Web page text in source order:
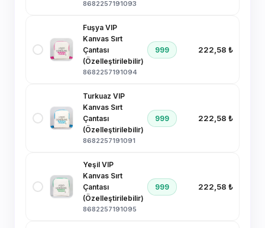
8682257191093
Fuşya VIP
Kanvas Sırt
Çantası
(Özelleştirilebilir)
8682257191094
999 222,58 ₺
Turkuaz VIP
Kanvas Sırt
Çantası
(Özelleştirilebilir)
8682257191091
999 222,58 ₺
Yeşil VIP
Kanvas Sırt
Çantası
(Özelleştirilebilir)
8682257191095
999 222,58 ₺